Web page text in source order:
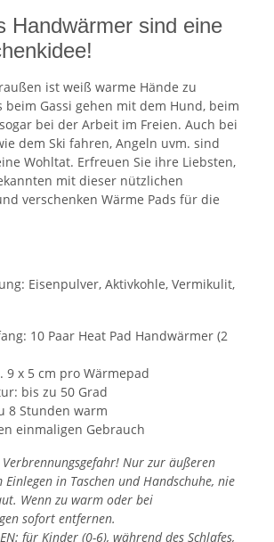
Handwärmer sind eine
ist weiß warme Hände zu
beim Gassi gehen mit dem Hund, beim
bei der Arbeit im Freien. Auch bei
dem Ski fahren, Angeln uvm. sind
Wohltat. Erfreuen Sie ihre Liebsten,
mit dieser nützlichen
verschenken Wärme Pads für die
Eisenpulver, Aktivkohle, Vermikulit,
10 Paar Heat Pad Handwärmer (2
9 x 5 cm pro Wärmepad
bis zu 50 Grad
8 Stunden warm
einmaligen Gebrauch
Verbrennungsgefahr! Nur zur äußeren
Einlegen in Taschen und Handschuhe, nie
Wenn zu warm oder bei
sofort entfernen.
für Kinder (0-6), während des Schlafes,